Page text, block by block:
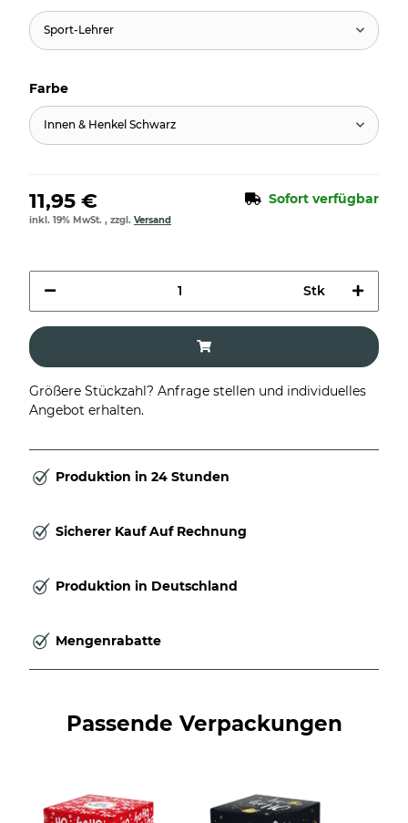
Sport-Lehrer
Farbe
Innen & Henkel Schwarz
11,95 € Sofort verfügbar
inkl. 19% MwSt. , zzgl. Versand
Stk
Größere Stückzahl? Anfrage stellen und individuelles
Angebot erhalten.
Produktion in 24 Stunden
Sicherer Kauf Auf Rechnung
Produktion in Deutschland
Mengenrabatte
Passende Verpackungen